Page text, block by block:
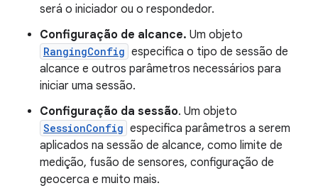
será o iniciador ou o respondedor.
Configuração de alcance. Um objeto
RangingConfig especifica o tipo de sessão de
alcance e outros parâmetros necessários para
iniciar uma sessão.
Configuração da sessão. Um objeto
SessionConfig especifica parâmetros a serem
aplicados na sessão de alcance, como limite de
medição, fusão de sensores, configuração de
geocerca e muito mais.